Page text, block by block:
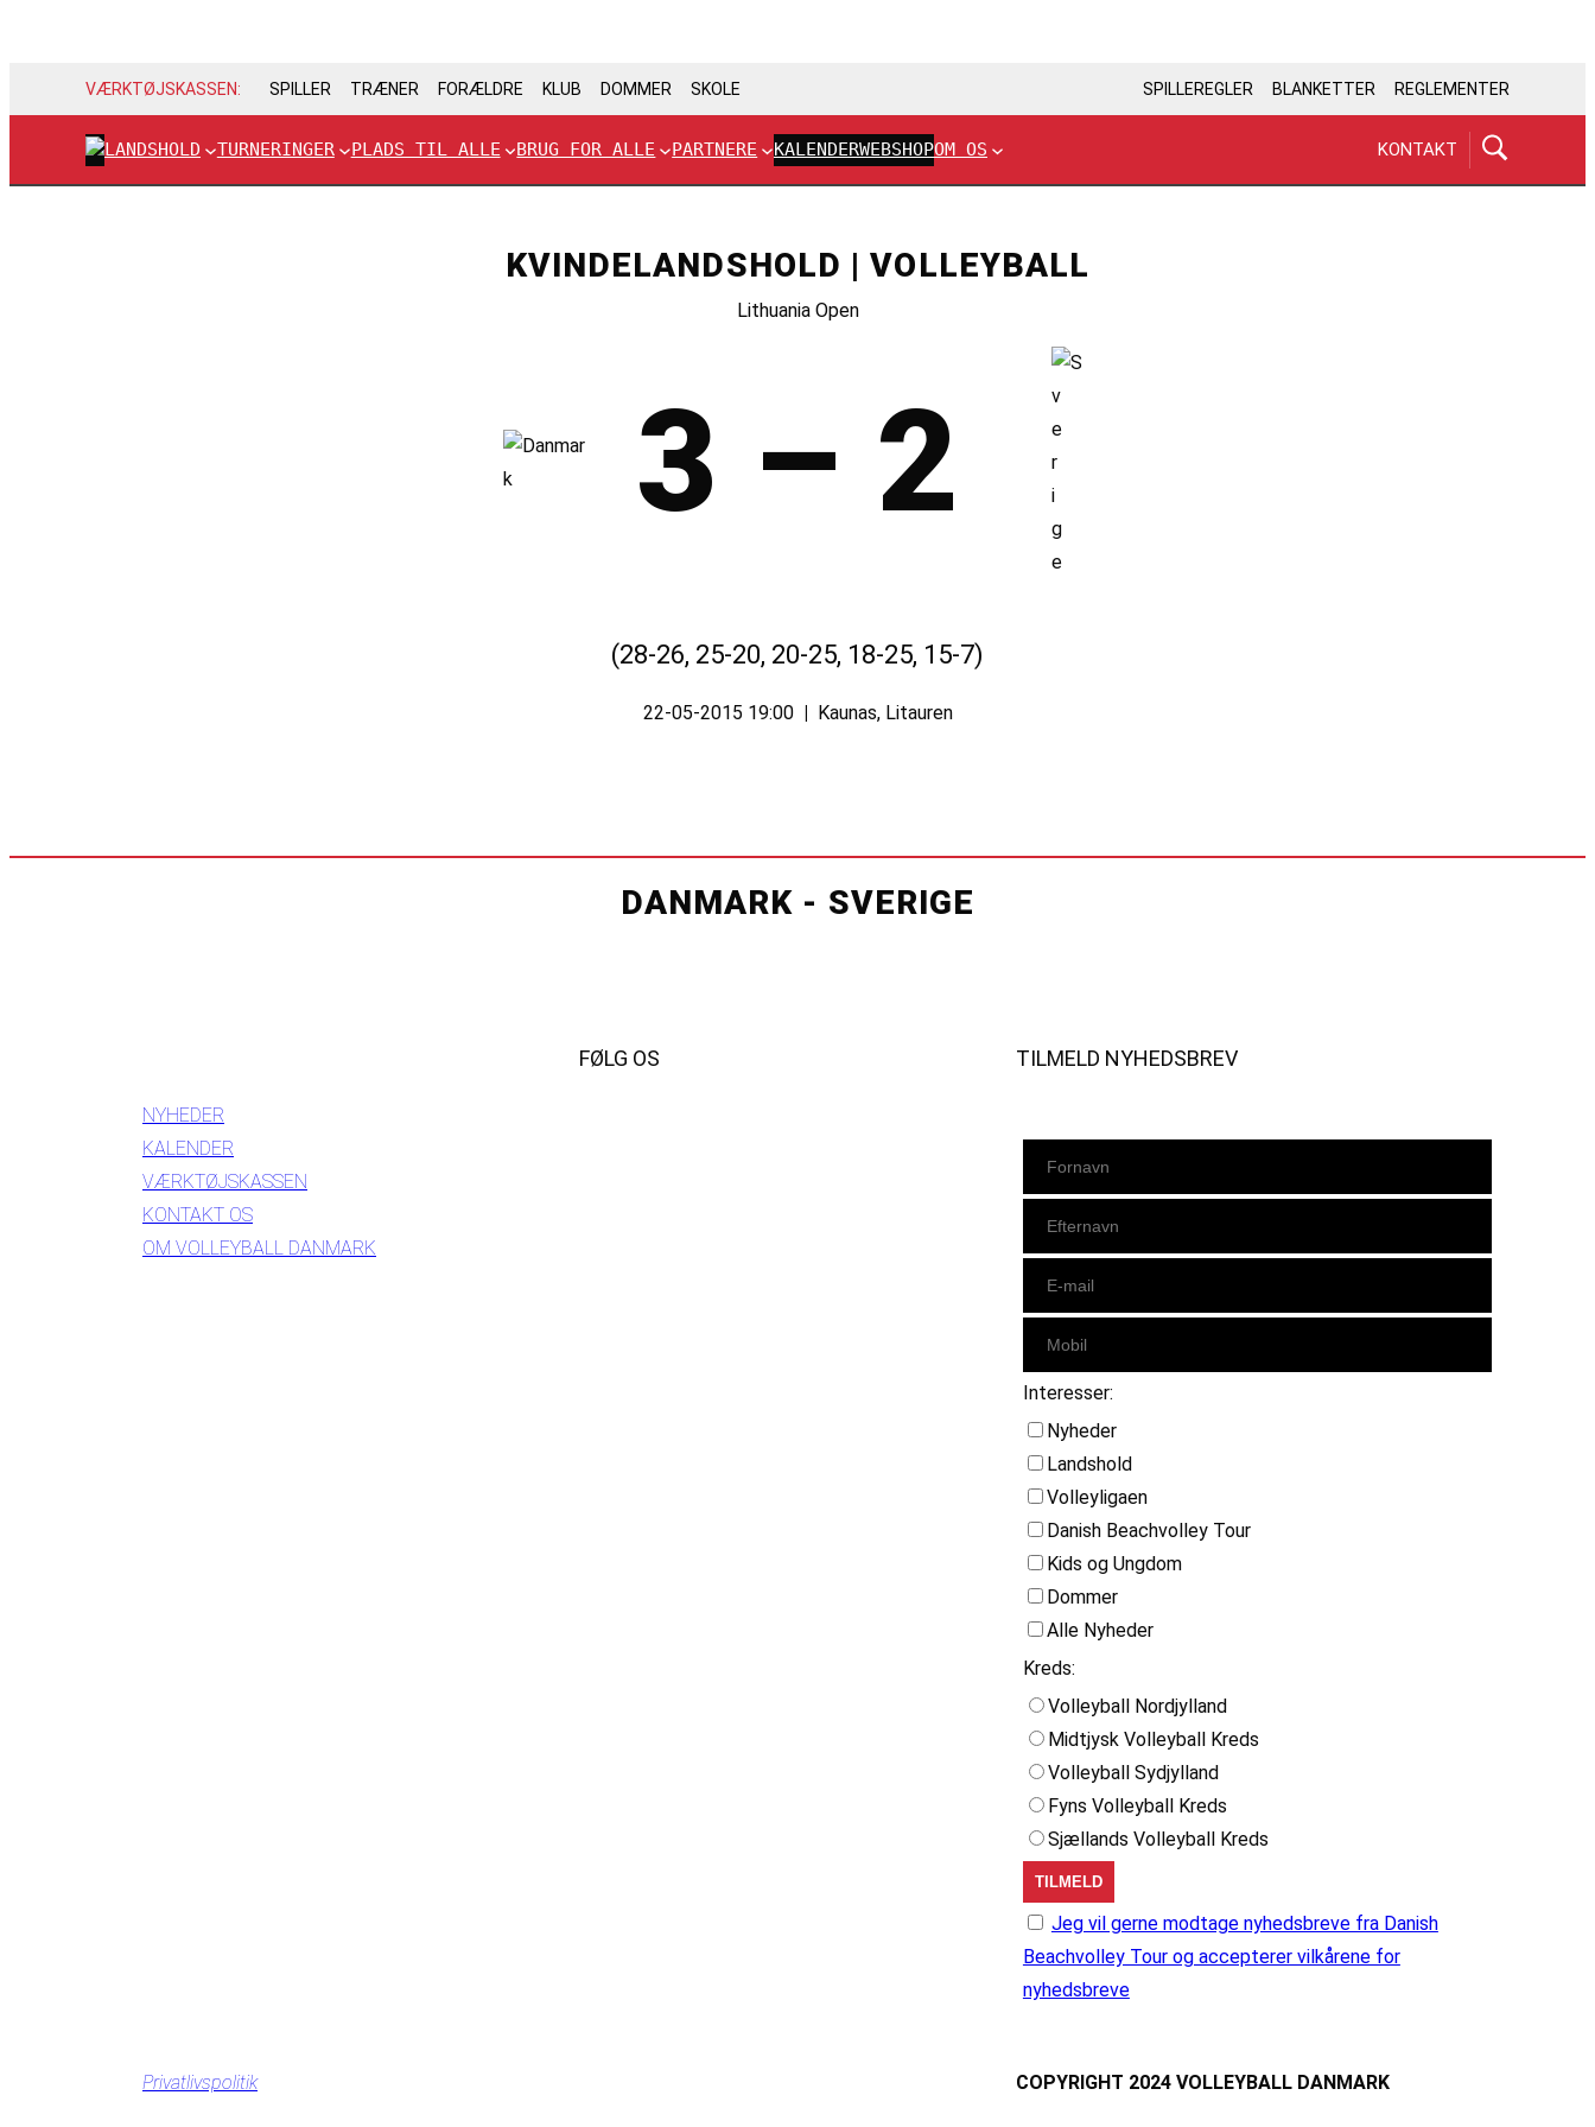
VÆRKTØJSKASSEN: SPILLER TRÆNER FORÆLDRE KLUB DOMMER SKOLE SPILLEREGLER BLANKETTER REGLEMENTER
LANDSHOLD TURNERINGER PLADS TIL ALLE BRUG FOR ALLE PARTNERE KALENDERWEBSHOPOM OS KONTAKT
KVINDELANDSHOLD | VOLLEYBALL
Lithuania Open
3 – 2
(28-26, 25-20, 20-25, 18-25, 15-7)
22-05-2015 19:00 Kaunas, Litauren
DANMARK - SVERIGE
NYHEDER
KALENDER
VÆRKTØJSKASSEN
KONTAKT OS
OM VOLLEYBALL DANMARK
FØLG OS TILMELD NYHEDSBREV
Interesser:
Nyheder
Landshold
Volleyligaen
Danish Beachvolley Tour
Kids og Ungdom
Dommer
Alle Nyheder
Kreds:
Volleyball Nordjylland
Midtjysk Volleyball Kreds
Volleyball Sydjylland
Fyns Volleyball Kreds
Sjællands Volleyball Kreds
Jeg vil gerne modtage nyhedsbreve fra Danish
Beachvolley Tour og accepterer vilkårene for
nyhedsbreve
Privatlivspolitik COPYRIGHT 2024 VOLLEYBALL DANMARK